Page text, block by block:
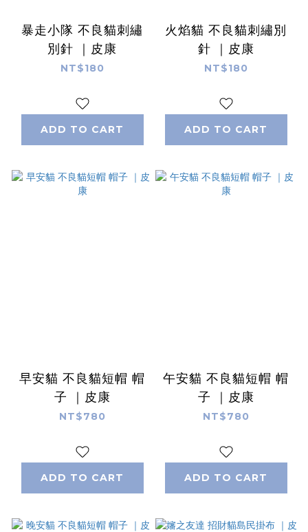
暴走小隊 不良貓刺繡
別針 ｜皮康
NT$180
ADD TO CART
火焰貓 不良貓刺繡別
針 ｜皮康
NT$180
ADD TO CART
早安貓 不良貓短帽 帽
子 ｜皮康
NT$780
ADD TO CART
午安貓 不良貓短帽 帽
子 ｜皮康
NT$780
ADD TO CART